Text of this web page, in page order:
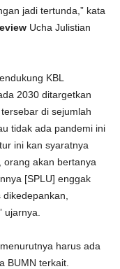
jadi tertunda,” kata
Ucha Julistian
KBL
2030 ditargetkan
di sejumlah
tidak ada pandemi ini
ini kan syaratnya
orang akan bertanya
[SPLU] enggak
harus ada
BUMN terkait.